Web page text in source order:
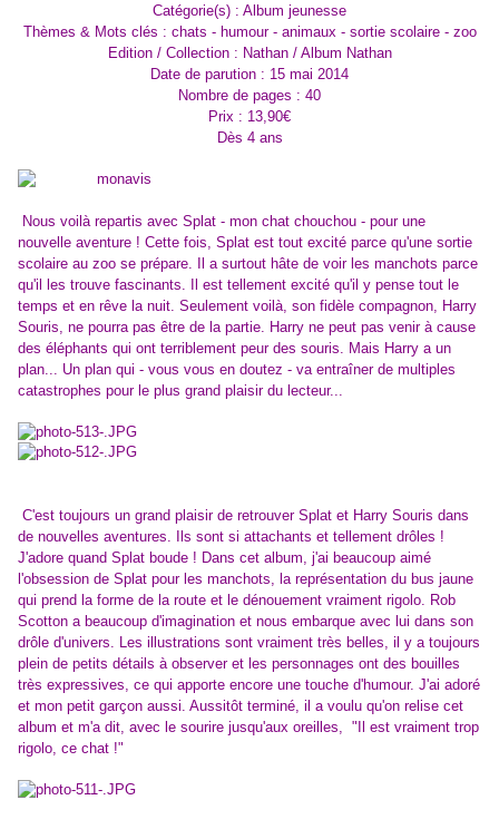
Catégorie(s) : Album jeunesse
Thèmes & Mots clés : chats - humour - animaux - sortie scolaire - zoo
Edition / Collection : Nathan / Album Nathan
Date de parution : 15 mai 2014
Nombre de pages : 40
Prix : 13,90€
Dès 4 ans
Nous voilà repartis avec Splat - mon chat chouchou - pour une
nouvelle aventure ! Cette fois, Splat est tout excité parce qu'une sortie
scolaire au zoo se prépare. Il a surtout hâte de voir les manchots parce
qu'il les trouve fascinants. Il est tellement excité qu'il y pense tout le
temps et en rêve la nuit. Seulement voilà, son fidèle compagnon, Harry
Souris, ne pourra pas être de la partie. Harry ne peut pas venir à cause
des éléphants qui ont terriblement peur des souris. Mais Harry a un
plan... Un plan qui - vous vous en doutez - va entraîner de multiples
catastrophes pour le plus grand plaisir du lecteur...
C'est toujours un grand plaisir de retrouver Splat et Harry Souris dans
de nouvelles aventures. Ils sont si attachants et tellement drôles !
J'adore quand Splat boude ! Dans cet album, j'ai beaucoup aimé
l'obsession de Splat pour les manchots, la représentation du bus jaune
qui prend la forme de la route et le dénouement vraiment rigolo. Rob
Scotton a beaucoup d'imagination et nous embarque avec lui dans son
drôle d'univers. Les illustrations sont vraiment très belles, il y a toujours
plein de petits détails à observer et les personnages ont des bouilles
très expressives, ce qui apporte encore une touche d'humour. J'ai adoré
et mon petit garçon aussi. Aussitôt terminé, il a voulu qu'on relise cet
album et m'a dit, avec le sourire jusqu'aux oreilles, "Il est vraiment trop
rigolo, ce chat !"